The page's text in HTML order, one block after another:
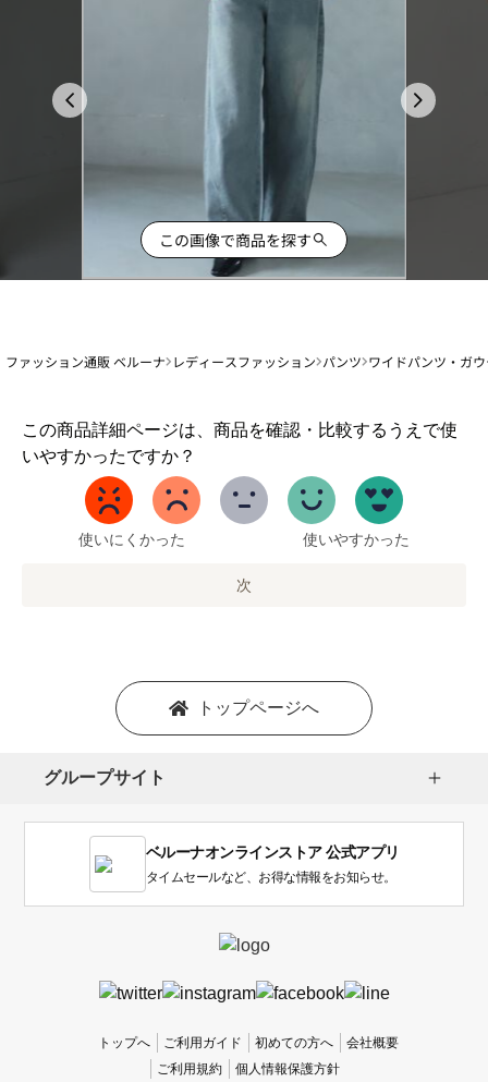
この画像で商品を探す
ファッション通販 ベルーナ レディースファッション パンツ ワイドパンツ・ガ
この商品詳細ページは、商品を確認・比較するうえで使
いやすかったですか？
1
か
い
使いにくかった 使いやすかった
次
トップページへ
グループサイト
ベルーナオンラインストア 公式アプリ
タイムセールなど、お得な情報をお知らせ。
トップへ ご利用ガイド 初めての方へ
会社概要
ご利用規約
個人情報保護方針